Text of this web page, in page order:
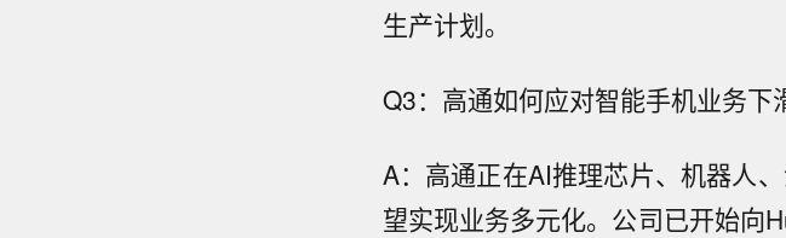
生产计划。
Q3：高通如何应对智能手机业务下
A：高通正在AI推理芯片、机器人
望实现业务多元化。公司已开始向